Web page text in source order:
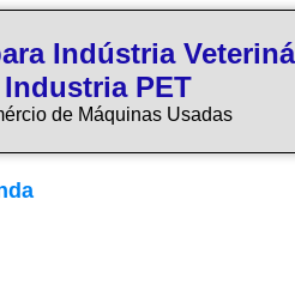
Indústria
Industria PET
de Máquinas Usadas